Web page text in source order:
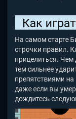
Как
На самом старте
строчки правил.
прицелиться. Чем
тем сильнее
препятствиями
даже если вы
дождитесь